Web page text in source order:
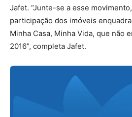
Jafet. “Junte-se a esse
participação dos imóveis
Minha Casa, Minha Vida, que não
2016”, completa Jafet.